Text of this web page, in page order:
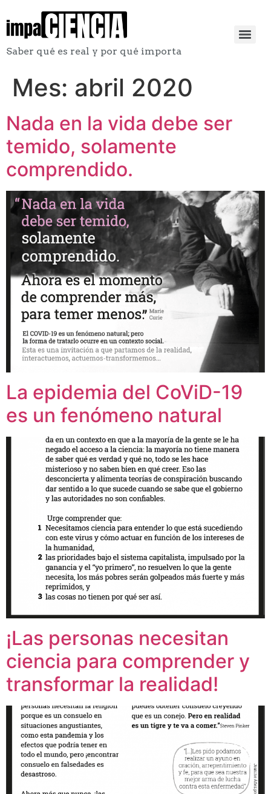
Saber qué es real y por qué importa
Mes: abril 2020
Nada en la vida debe ser
temido, solamente
comprendido.
La epidemia del CoViD-19
es un fenómeno natural
¡Las personas necesitan
ciencia para comprender y
transformar la realidad!